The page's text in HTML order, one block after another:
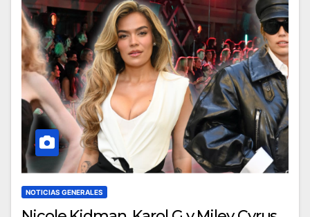
NOTICIAS GENERALES